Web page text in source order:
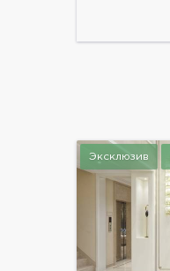
Эксклюзив